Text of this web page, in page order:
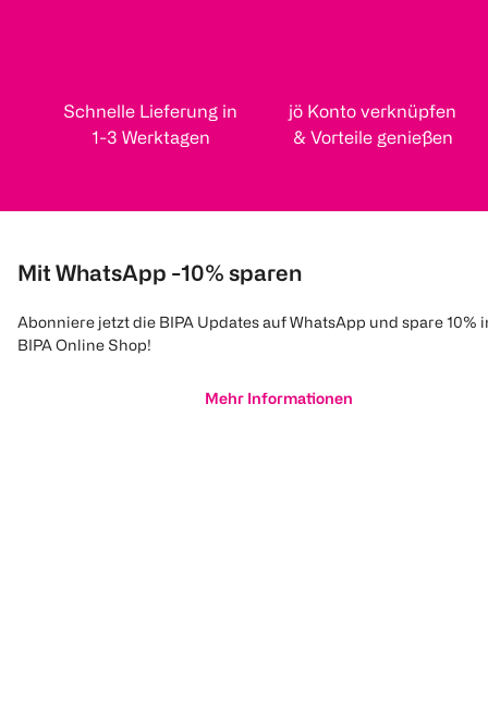
Schnelle Lieferung in
1-3 Werktagen
jö Konto verknüpfen
& Vorteile genießen
Mit WhatsApp -10% sparen
Abonniere jetzt die BIPA Updates auf WhatsApp und spare 10%
BIPA Online Shop!
Mehr Informationen